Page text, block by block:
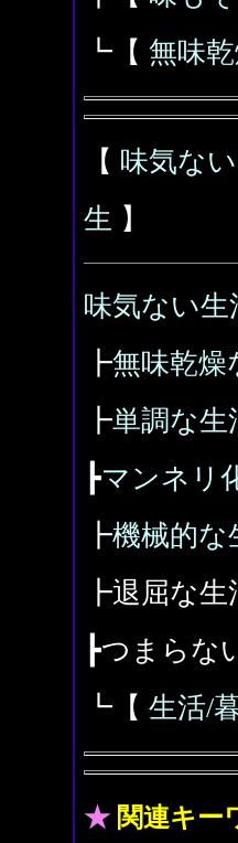
┗【 無味
【 味気な
生 】
味気ない生
┣無味乾燥
┣単調な生
┣マンネリ
┣機械的な
┣退屈な生
┣つまらな
┗【 生活/
★ 関連キー